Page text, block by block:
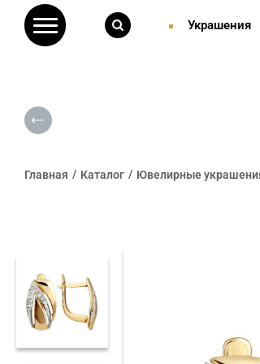
Украшения
Главная Каталог Ювелирные